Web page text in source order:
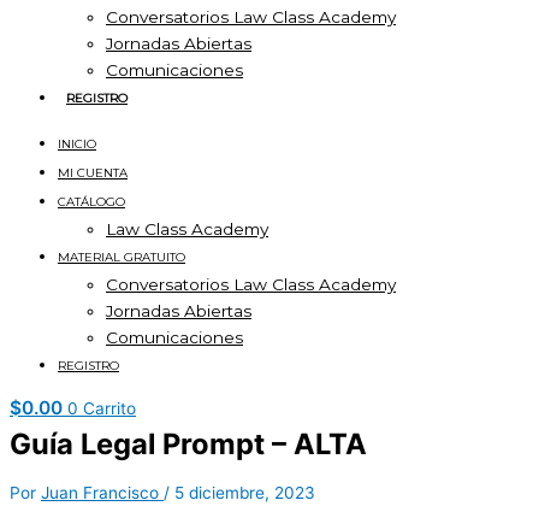
Conversatorios Law Class Academy
Jornadas Abiertas
Comunicaciones
REGISTRO
INICIO
MI CUENTA
CATÁLOGO
Law Class Academy
MATERIAL GRATUITO
Conversatorios Law Class Academy
Jornadas Abiertas
Comunicaciones
REGISTRO
$0.00 0 Carrito
Guía Legal Prompt – ALTA
Por Juan Francisco / 5 diciembre, 2023